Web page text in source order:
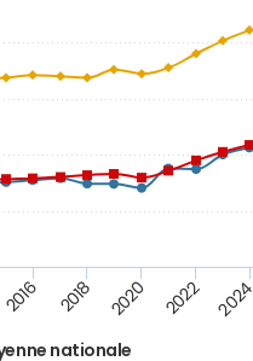
nationale
2016 2018 2020 2022 2024